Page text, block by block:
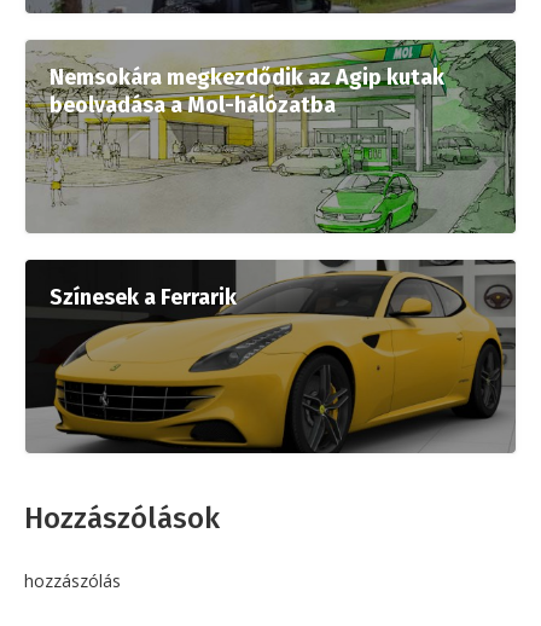
Nemsokára megkezdődik az Agip kutak
beolvadása a Mol-hálózatba
Színesek a Ferrarik
Hozzászólások
hozzászólás